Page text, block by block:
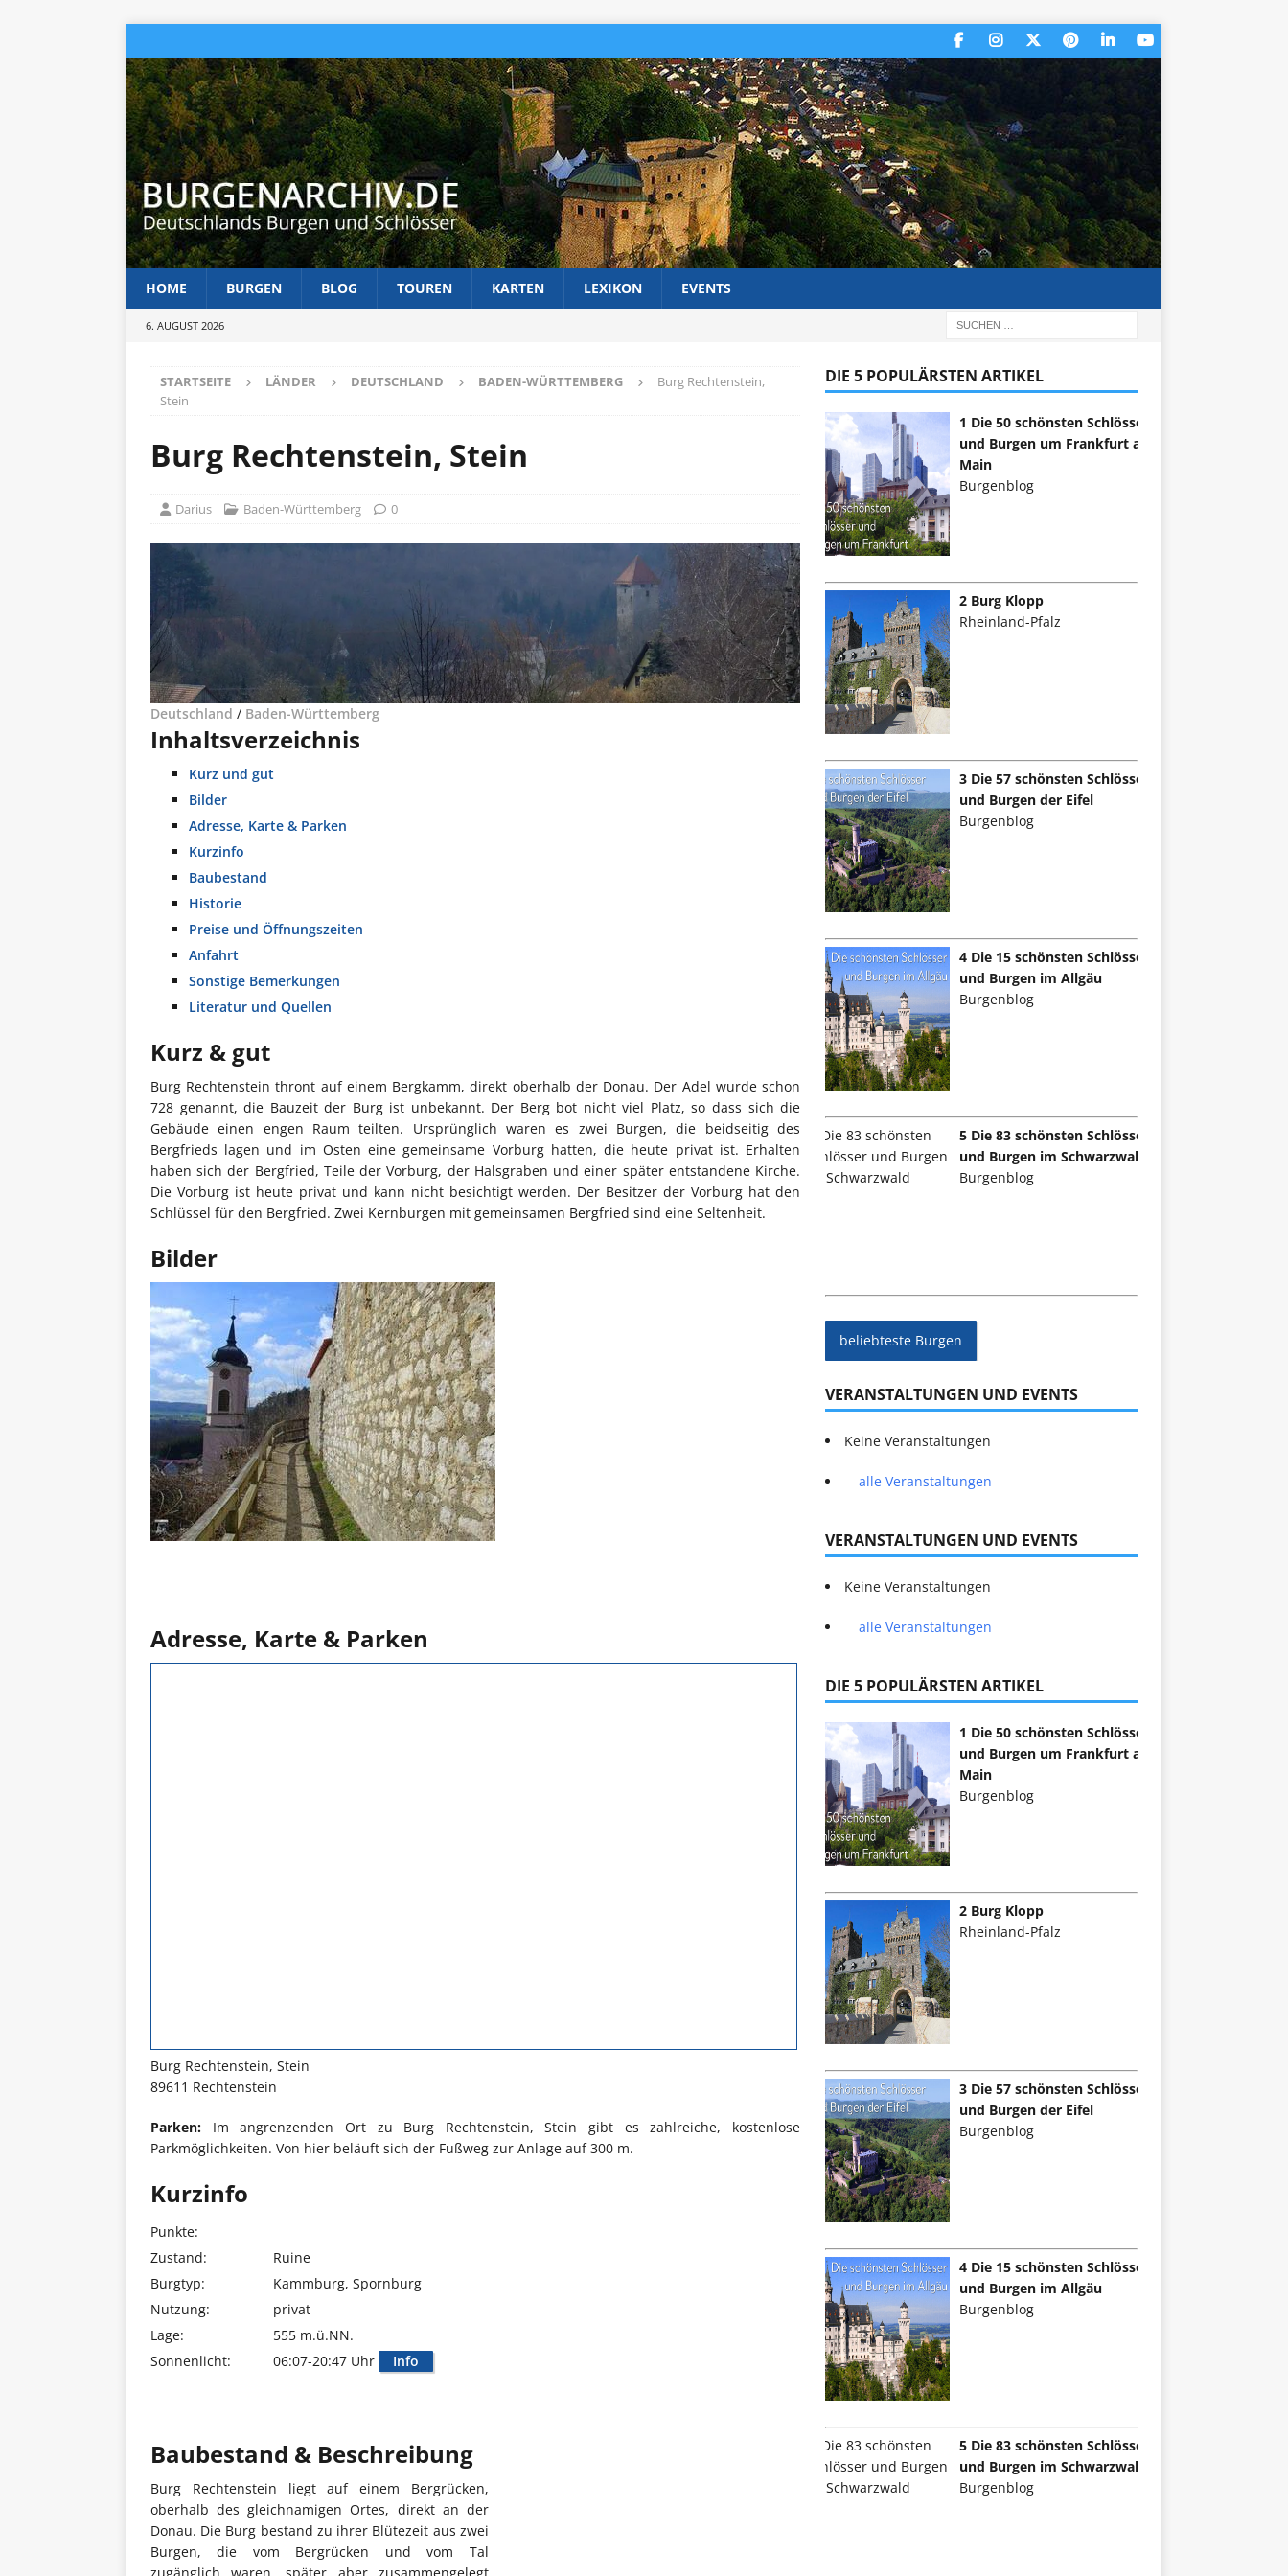
HOME BURGEN BLOG TOUREN KARTEN LEXIKON EVENTS
6. AUGUST 2026
STARTSEITE LÄNDER DEUTSCHLAND BADEN-WÜRTTEMBERG
Burg Rechtenstein,
Stein
Burg Rechtenstein, Stein
Darius Baden-Württemberg 0
Deutschland / Baden-Württemberg
Inhaltsverzeichnis
Kurz und gut
Bilder
Adresse, Karte & Parken
Kurzinfo
Baubestand
Historie
Preise und Öffnungszeiten
Anfahrt
Sonstige Bemerkungen
Literatur und Quellen
Kurz & gut
Burg Rechtenstein thront auf einem Bergkamm, direkt oberhalb der Donau. Der Adel wurde schon
728 genannt, die Bauzeit der Burg ist unbekannt. Der Berg bot nicht viel Platz, so dass sich die
Gebäude einen engen Raum teilten. Ursprünglich waren es zwei Burgen, die beidseitig des
Bergfrieds lagen und im Osten eine gemeinsame Vorburg hatten, die heute privat ist. Erhalten
haben sich der Bergfried, Teile der Vorburg, der Halsgraben und einer später entstandene Kirche.
Die Vorburg ist heute privat und kann nicht besichtigt werden. Der Besitzer der Vorburg hat den
Schlüssel für den Bergfried. Zwei Kernburgen mit gemeinsamen Bergfried sind eine Seltenheit.
Bilder
Adresse, Karte & Parken
Burg Rechtenstein, Stein
89611 Rechtenstein
Parken: Im angrenzenden Ort zu Burg Rechtenstein, Stein gibt es zahlreiche, kostenlose
Parkmöglichkeiten. Von hier beläuft sich der Fußweg zur Anlage auf 300 m.
Kurzinfo
Punkte:
Zustand:
Ruine
Burgtyp:
Kammburg, Spornburg
Nutzung:
privat
Lage:
555 m.ü.NN.
Sonnenlicht:
06:07-20:47 Uhr Info
Baubestand & Beschreibung
Burg Rechtenstein liegt auf einem Bergrücken,
oberhalb des gleichnamigen Ortes, direkt an der
Donau. Die Burg bestand zu ihrer Blütezeit aus zwei
Burgen, die vom Bergrücken und vom Tal
DIE 5 POPULÄRSTEN ARTIKEL
1 Die 50 schönsten Schlösser
und Burgen um Frankfurt am
Main
Burgenblog
2 Burg Klopp
Rheinland-Pfalz
3 Die 57 schönsten Schlösser
und Burgen der Eifel
Burgenblog
4 Die 15 schönsten Schlösser
und Burgen im Allgäu
Burgenblog
5 Die 83 schönsten Schlösser
und Burgen im Schwarzwald
Burgenblog
beliebteste Burgen
VERANSTALTUNGEN UND EVENTS
Keine Veranstaltungen
alle Veranstaltungen
VERANSTALTUNGEN UND EVENTS
Keine Veranstaltungen
alle Veranstaltungen
DIE 5 POPULÄRSTEN ARTIKEL
1 Die 50 schönsten Schlösser
und Burgen um Frankfurt am
Main
Burgenblog
2 Burg Klopp
Rheinland-Pfalz
3 Die 57 schönsten Schlösser
und Burgen der Eifel
Burgenblog
4 Die 15 schönsten Schlösser
und Burgen im Allgäu
Burgenblog
5 Die 83 schönsten Schlösser
und Burgen im Schwarzwald
Burgenblog